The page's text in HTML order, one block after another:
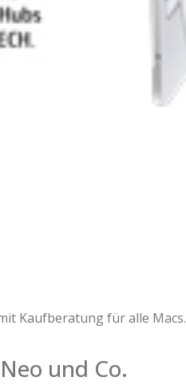
Kaufberatung für alle Macs.
und Co.